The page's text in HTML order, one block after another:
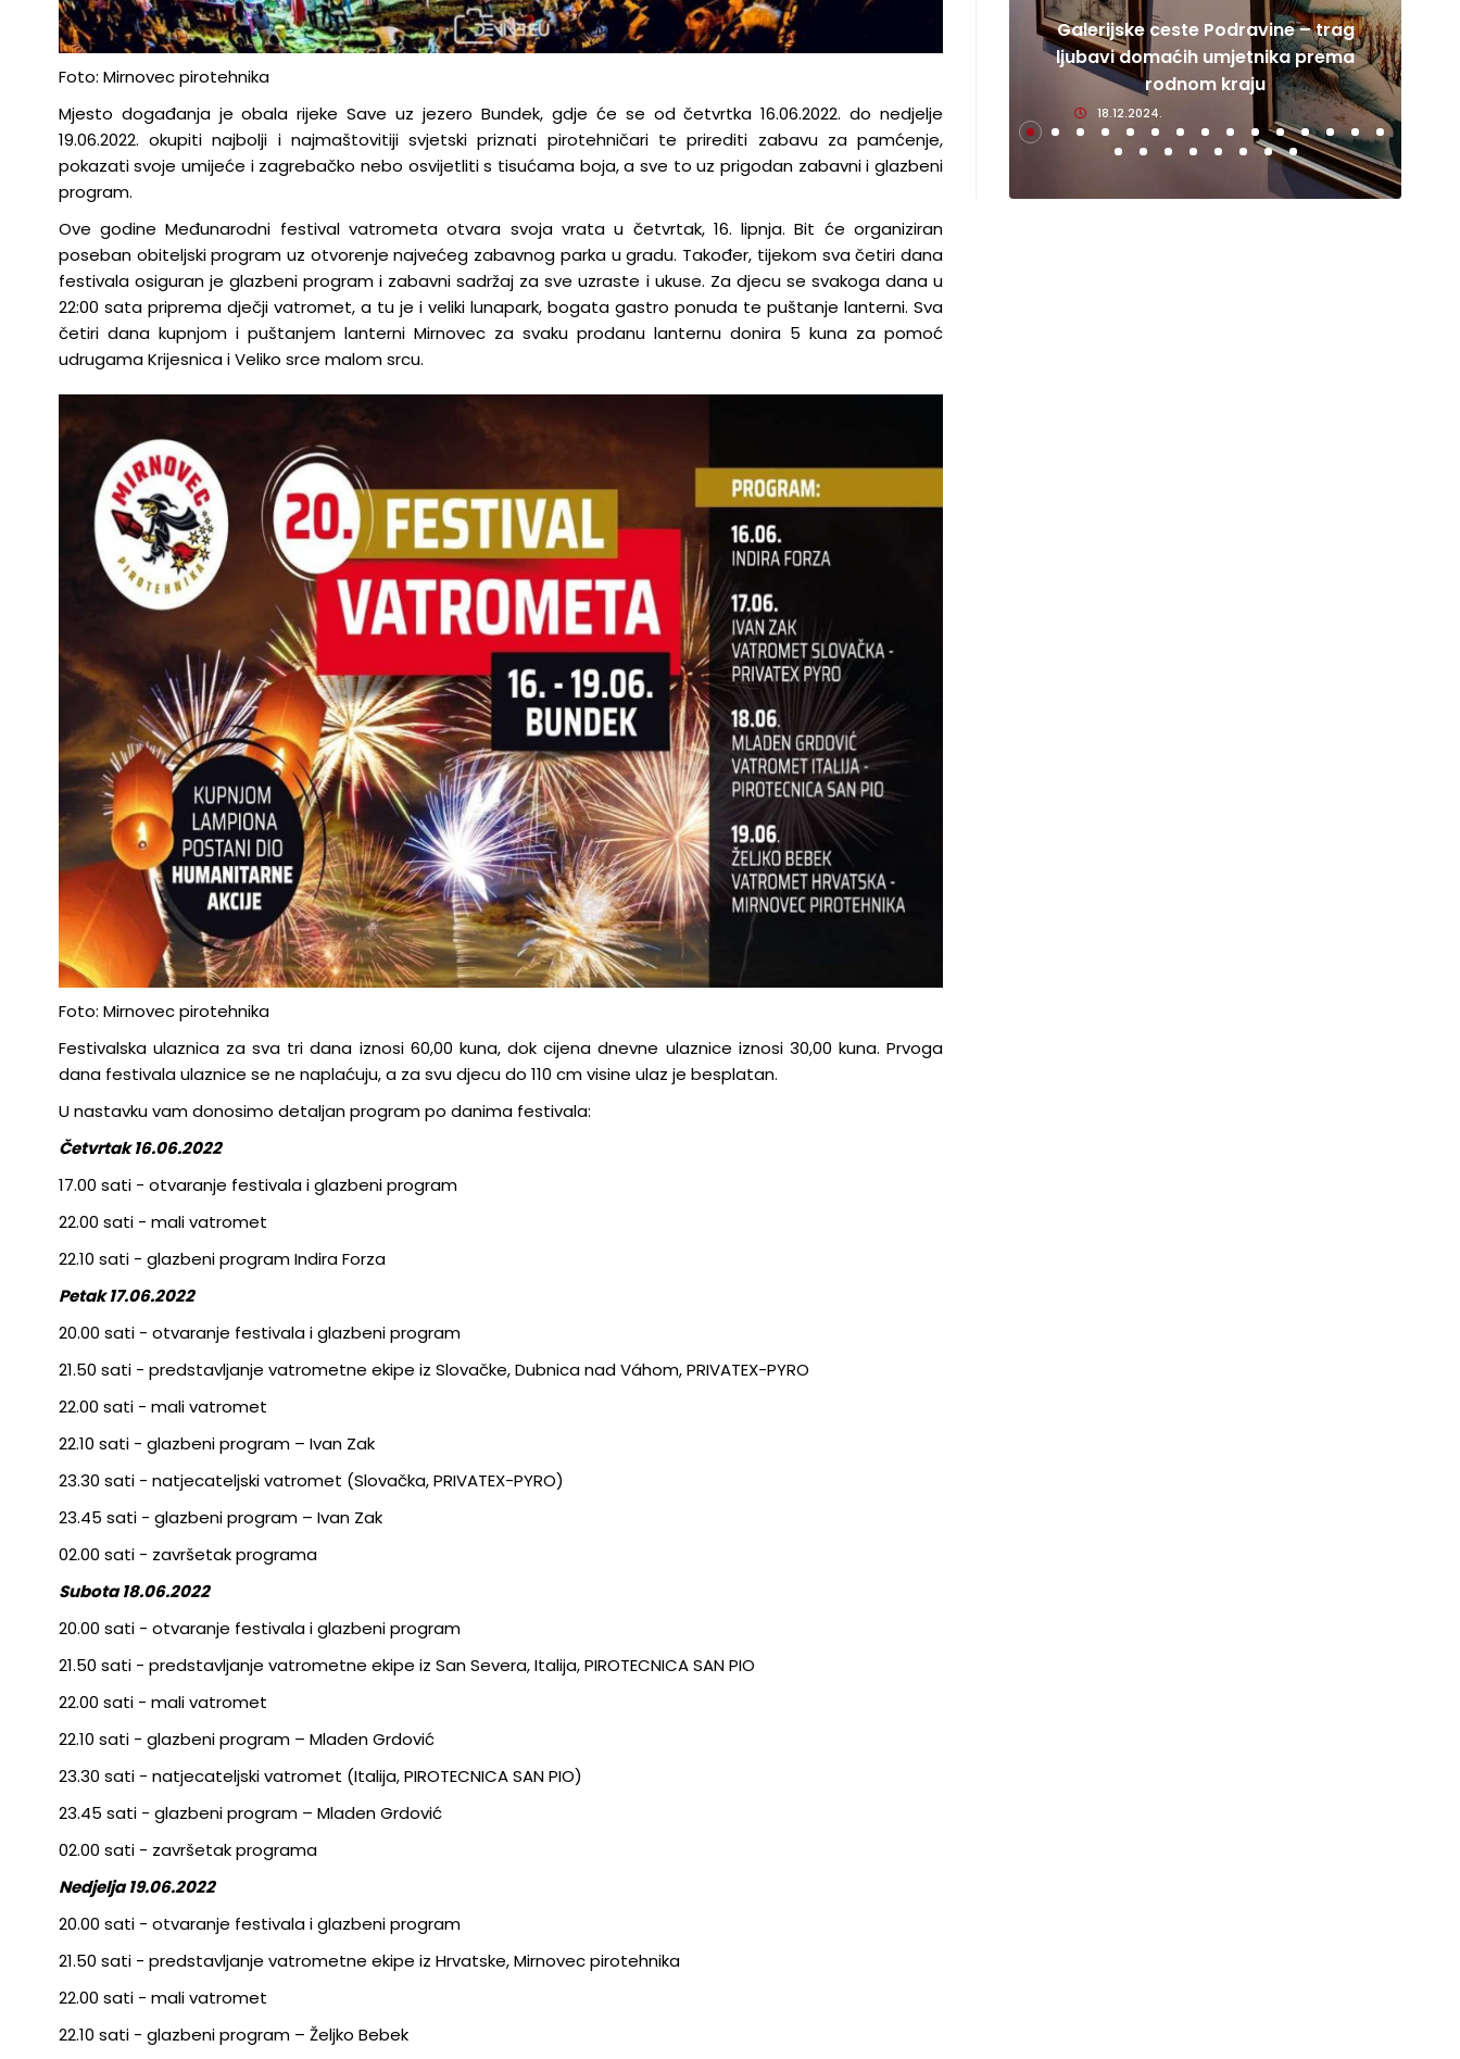
Foto: Mirnovec pirotehnika
Mjesto događanja je obala rijeke Save uz jezero Bundek, gdje će se od četvrtka 16.06.2022. do nedjelje
19.06.2022. okupiti najbolji i najmaštovitiji svjetski priznati pirotehničari te prirediti zabavu za pamćenje,
pokazati svoje umijeće i zagrebačko nebo osvijetliti s tisućama boja, a sve to uz prigodan zabavni i glazbeni
program.
Ove godine Međunarodni festival vatrometa otvara svoja vrata u četvrtak, 16. lipnja. Bit će organiziran
poseban obiteljski program uz otvorenje najvećeg zabavnog parka u gradu. Također, tijekom sva četiri dana
festivala osiguran je glazbeni program i zabavni sadržaj za sve uzraste i ukuse. Za djecu se svakoga dana u
22:00 sata priprema dječji vatromet, a tu je i veliki lunapark, bogata gastro ponuda te puštanje lanterni. Sva
četiri dana kupnjom i puštanjem lanterni Mirnovec za svaku prodanu lanternu donira 5 kuna za pomoć
udrugama Krijesnica i Veliko srce malom srcu.
Foto: Mirnovec pirotehnika
Festivalska ulaznica za sva tri dana iznosi 60,00 kuna, dok cijena dnevne ulaznice iznosi 30,00 kuna. Prvoga
dana festivala ulaznice se ne naplaćuju, a za svu djecu do 110 cm visine ulaz je besplatan.
U nastavku vam donosimo detaljan program po danima festivala:
Četvrtak 16.06.2022
17.00 sati - otvaranje festivala i glazbeni program
22.00 sati - mali vatromet
22.10 sati - glazbeni program Indira Forza
Petak 17.06.2022
20.00 sati - otvaranje festivala i glazbeni program
21.50 sati - predstavljanje vatrometne ekipe iz Slovačke, Dubnica nad Váhom, PRIVATEX-PYRO
22.00 sati - mali vatromet
22.10 sati - glazbeni program – Ivan Zak
23.30 sati - natjecateljski vatromet (Slovačka, PRIVATEX-PYRO)
23.45 sati - glazbeni program – Ivan Zak
02.00 sati - završetak programa
Subota 18.06.2022
20.00 sati - otvaranje festivala i glazbeni program
21.50 sati - predstavljanje vatrometne ekipe iz San Severa, Italija, PIROTECNICA SAN PIO
22.00 sati - mali vatromet
22.10 sati - glazbeni program – Mladen Grdović
23.30 sati - natjecateljski vatromet (Italija, PIROTECNICA SAN PIO)
23.45 sati - glazbeni program – Mladen Grdović
02.00 sati - završetak programa
Nedjelja 19.06.2022
20.00 sati - otvaranje festivala i glazbeni program
21.50 sati - predstavljanje vatrometne ekipe iz Hrvatske, Mirnovec pirotehnika
22.00 sati - mali vatromet
22.10 sati - glazbeni program – Željko Bebek
Duhovno
18.1.2023.
Galerijske ceste Podravine – trag
ljubavi domaćih umjetnika prema
rodnom kraju
18.12.2024.